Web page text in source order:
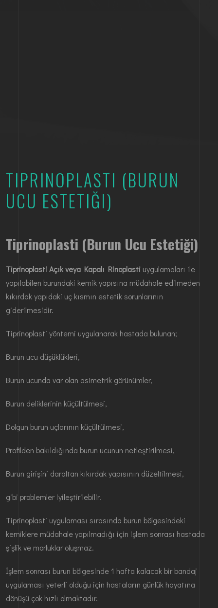
TIPRINOPLASTI (BURUN
UCU ESTETIĞI)
Tiprinoplasti (Burun Ucu Estetiği)
Tiprinoplasti Açık veya Kapalı Rinoplasti uygulamaları ile
yapılabilen burundaki kemik yapısına müdahale edilmeden
kıkırdak yapıdaki uç kısmın estetik sorunlarının
giderilmesidir.
Tiprinoplasti yöntemi uygulanarak hastada bulunan;
Burun ucu düşüklükleri,
Burun ucunda var olan asimetrik görünümler,
Burun deliklerinin küçültülmesi,
Dolgun burun uçlarının küçültülmesi,
Profilden bakıldığında burun ucunun netleştirilmesi,
Burun girişini daraltan kıkırdak yapısının düzeltilmesi,
gibi problemler iyileştirilebilir.
Tiprinoplasti uygulaması sırasında burun bölgesindeki
kemiklere müdahale yapılmadığı için işlem sonrası hastada
şişlik ve morluklar oluşmaz.
İşlem sonrası burun bölgesinde 1 hafta kalacak bir bandaj
uygulaması yeterli olduğu için hastaların günlük hayatına
dönüşü çok hızlı olmaktadır.